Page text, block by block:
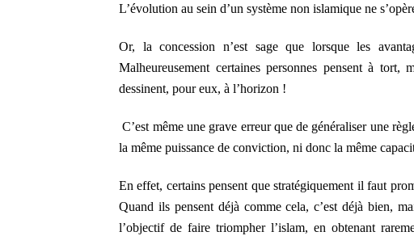
L’évolution au sein d’un système non islamique ne
Or, la concession n’est sage que lorsque les
Malheureusement certaines personnes pensent à tort,
dessinent, pour eux, à l’horizon !
C’est même une grave erreur que de généraliser une
la même puissance de conviction, ni donc la même
En effet, certains pensent que stratégiquement il faut
Quand ils pensent déjà comme cela, c’est déjà bien,
l’objectif de faire triompher l’islam, en obtenant